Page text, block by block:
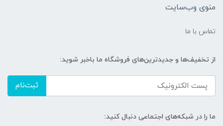
منوی وب‌سایت
تماس با ما
از تخفیف‌ها و جدیدترین‌های فروشگاه ما باخبر شوید:
ثبت‌نام
ما را در شبکه‌های اجتماعی دنبال کنید: